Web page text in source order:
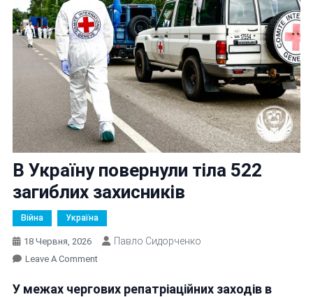
В Україну повернули тіла 522
загиблих захисників
Війна Україна
18 Червня, 2026 Павло Сидорченко
Leave A CommentOn
Україну
У межах чергових репатріаційних заходів в